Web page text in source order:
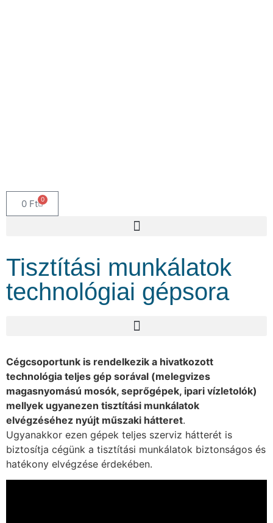
0 Ft 0
Tisztítási munkálatok
technológiai gépsora
Cégcsoportunk is rendelkezik a hivatkozott
technológia teljes gép sorával (melegvizes
magasnyomású mosók, seprőgépek, ipari vízletolók)
mellyek ugyanezen tisztítási munkálatok
elvégzéséhez nyújt műszaki hátteret.
Ugyanakkor ezen gépek teljes szerviz hátterét is
biztosítja cégünk a tisztítási munkálatok biztonságos és
hatékony elvégzése érdekében.